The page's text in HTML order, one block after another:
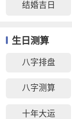
结婚吉日
生日测算
八字排盘
八字测算
十年大运